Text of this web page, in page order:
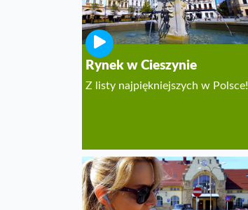
Rynek w Cieszynie
Z listy najpiękniejszych w Polsce!